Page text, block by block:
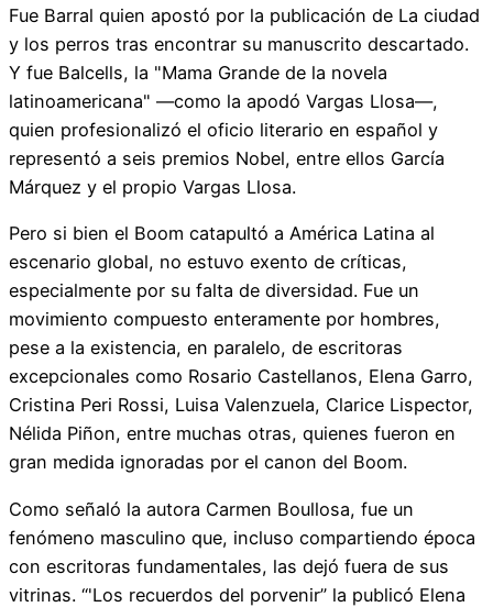
Fue Barral quien apostó por la publicación de La ciudad
y los perros tras encontrar su manuscrito descartado.
Y fue Balcells, la "Mama Grande de la novela
latinoamericana" —como la apodó Vargas Llosa—,
quien profesionalizó el oficio literario en español y
representó a seis premios Nobel, entre ellos García
Márquez y el propio Vargas Llosa.
Pero si bien el Boom catapultó a América Latina al
escenario global, no estuvo exento de críticas,
especialmente por su falta de diversidad. Fue un
movimiento compuesto enteramente por hombres,
pese a la existencia, en paralelo, de escritoras
excepcionales como Rosario Castellanos, Elena Garro,
Cristina Peri Rossi, Luisa Valenzuela, Clarice Lispector,
Nélida Piñon, entre muchas otras, quienes fueron en
gran medida ignoradas por el canon del Boom.
Como señaló la autora Carmen Boullosa, fue un
fenómeno masculino que, incluso compartiendo época
con escritoras fundamentales, las dejó fuera de sus
vitrinas. “'Los recuerdos del porvenir” la publicó Elena